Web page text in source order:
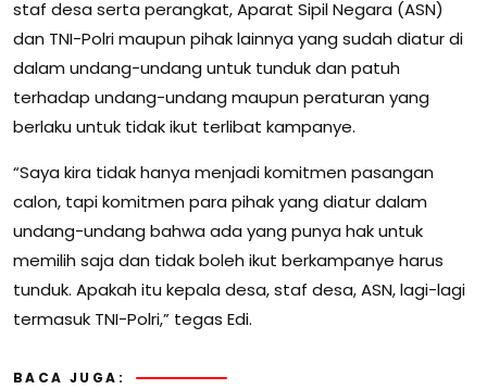
staf desa serta perangkat, Aparat Sipil Negara (ASN)
dan TNI-Polri maupun pihak lainnya yang sudah diatur di
dalam undang-undang untuk tunduk dan patuh
terhadap undang-undang maupun peraturan yang
berlaku untuk tidak ikut terlibat kampanye.
“Saya kira tidak hanya menjadi komitmen pasangan
calon, tapi komitmen para pihak yang diatur dalam
undang-undang bahwa ada yang punya hak untuk
memilih saja dan tidak boleh ikut berkampanye harus
tunduk. Apakah itu kepala desa, staf desa, ASN, lagi-lagi
termasuk TNI-Polri,” tegas Edi.
BACA JUGA: